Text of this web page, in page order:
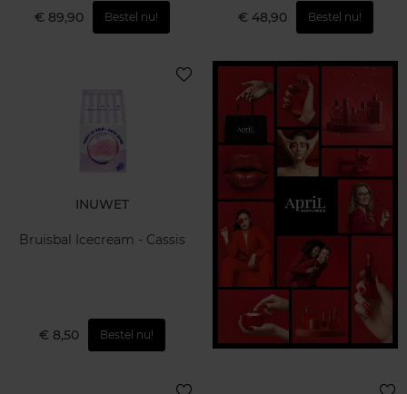
€ 89,90 Bestel nu! € 48,90 Bestel nu!
INUWET
Bruisbal Icecream - Cassis
€ 8,50 Bestel nu!